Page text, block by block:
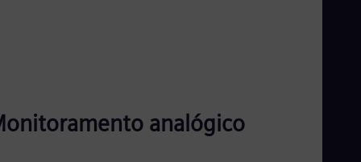
analógico